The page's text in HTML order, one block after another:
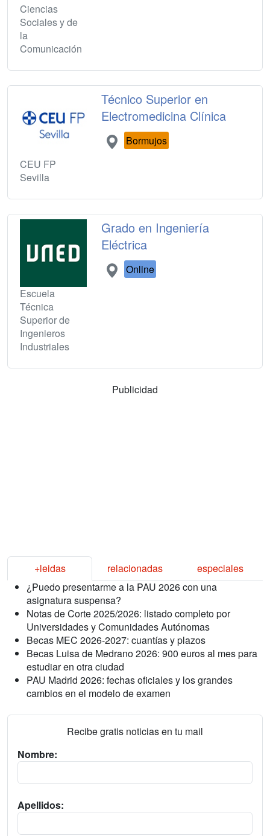
Ciencias
Sociales y de
la
Comunicación
CEU FP
Sevilla
Técnico Superior en
Electromedicina Clínica
Bormujos
Escuela
Técnica
Superior de
Ingenieros
Industriales
Grado en Ingeniería
Eléctrica
Online
Publicidad
+leidas relacionadas
especiales
¿Puedo presentarme a la PAU 2026 con una
asignatura suspensa?
Notas de Corte 2025/2026: listado completo por
Universidades y Comunidades Autónomas
Becas MEC 2026-2027: cuantías y plazos
Becas Luisa de Medrano 2026: 900 euros al mes para
estudiar en otra ciudad
PAU Madrid 2026: fechas oficiales y los grandes
cambios en el modelo de examen
Recibe gratis noticias en tu mail
Nombre:
Apellidos: